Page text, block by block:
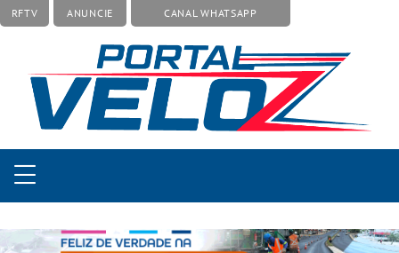
RFTV ANUNCIE CANAL WHATSAPP